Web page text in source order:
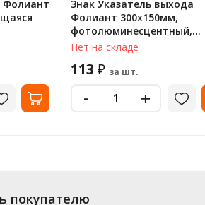
Фолиант
F 02
Знак Указатель выхода
Фолиант 300х150мм,
фотолюминесцентный,
самоклеящаяся пленка,
Нет на складе
113 ₽ за шт.
- +
«Офисная Служба» большой выбор:
покупателю